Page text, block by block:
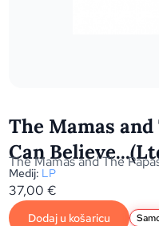
The Mamas
Can
The Mamas and The
Medij: LP
37,00€
Dodaj u košaricu